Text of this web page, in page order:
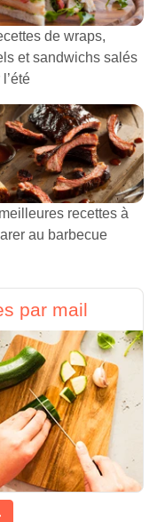
de wraps,
et sandwichs salés
recettes à
au barbecue
par mail